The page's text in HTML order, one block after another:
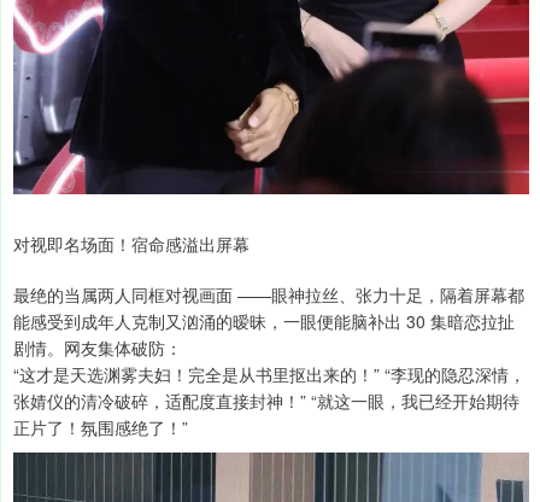
对视即名场面！宿命感溢出屏幕
最绝的当属两人同框对视画面 ——眼神拉丝、张力十足，隔着屏幕都
能感受到成年人克制又汹涌的暧昧，一眼便能脑补出 30 集暗恋拉扯
剧情。网友集体破防：
“这才是天选渊雾夫妇！完全是从书里抠出来的！” “李现的隐忍深情，
张婧仪的清冷破碎，适配度直接封神！” “就这一眼，我已经开始期待
正片了！氛围感绝了！”